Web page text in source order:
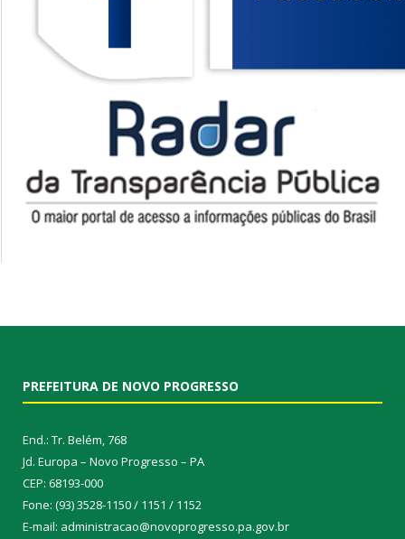
PREFEITURA DE NOVO PROGRESSO
End.: Tr. Belém, 768
Jd. Europa – Novo Progresso – PA
CEP: 68193-000
Fone: (93) 3528-1150 / 1151 / 1152
E-mail: administracao@novoprogresso.pa.gov.br